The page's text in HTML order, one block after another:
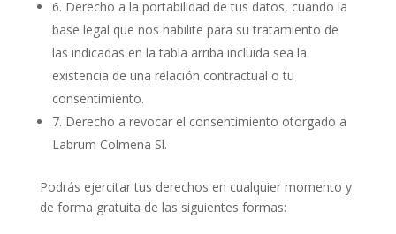
6. Derecho a la portabilidad de tus datos, cuando la
base legal que nos habilite para su tratamiento de
las indicadas en la tabla arriba incluida sea la
existencia de una relación contractual o tu
consentimiento.
7. Derecho a revocar el consentimiento otorgado a
Labrum Colmena Sl.
Podrás ejercitar tus derechos en cualquier momento y
de forma gratuita de las siguientes formas: